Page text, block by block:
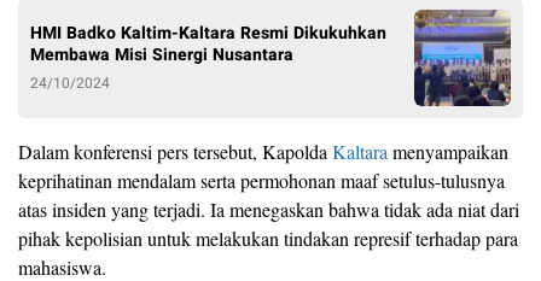
HMI Badko Kaltim-Kaltara Resmi Dikukuhkan
Membawa Misi Sinergi Nusantara
24/10/2024
Dalam konferensi pers tersebut, Kapolda Kaltara menyampaikan
keprihatinan mendalam serta permohonan maaf setulus-tulusnya
atas insiden yang terjadi. Ia menegaskan bahwa tidak ada niat dari
pihak kepolisian untuk melakukan tindakan represif terhadap para
mahasiswa.